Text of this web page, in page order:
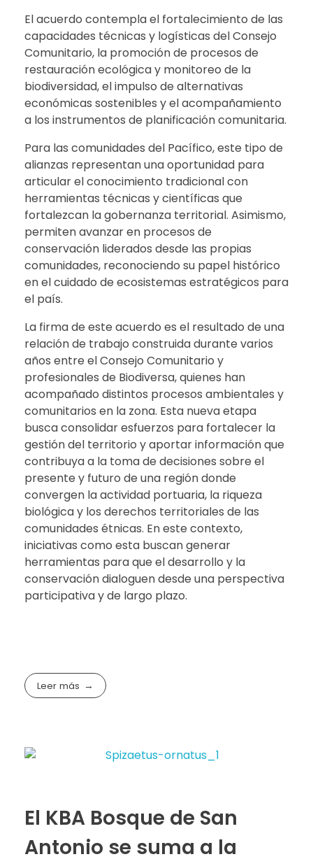
El acuerdo contempla el fortalecimiento de las
capacidades técnicas y logísticas del Consejo
Comunitario, la promoción de procesos de
restauración ecológica y monitoreo de la
biodiversidad, el impulso de alternativas
económicas sostenibles y el acompañamiento
a los instrumentos de planificación comunitaria.
Para las comunidades del Pacífico, este tipo de
alianzas representan una oportunidad para
articular el conocimiento tradicional con
herramientas técnicas y científicas que
fortalezcan la gobernanza territorial. Asimismo,
permiten avanzar en procesos de
conservación liderados desde las propias
comunidades, reconociendo su papel histórico
en el cuidado de ecosistemas estratégicos para
el país.
La firma de este acuerdo es el resultado de una
relación de trabajo construida durante varios
años entre el Consejo Comunitario y
profesionales de Biodiversa, quienes han
acompañado distintos procesos ambientales y
comunitarios en la zona. Esta nueva etapa
busca consolidar esfuerzos para fortalecer la
gestión del territorio y aportar información que
contribuya a la toma de decisiones sobre el
presente y futuro de una región donde
convergen la actividad portuaria, la riqueza
biológica y los derechos territoriales de las
comunidades étnicas. En este contexto,
iniciativas como esta buscan generar
herramientas para que el desarrollo y la
conservación dialoguen desde una perspectiva
participativa y de largo plazo.
Leer más
El KBA Bosque de San
Antonio se suma a la